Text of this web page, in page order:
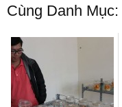
Cùng Danh Mục: